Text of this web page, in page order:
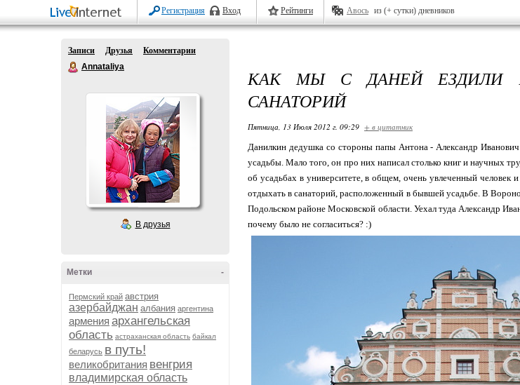
Регистрация Вход Рейтинги Авось из (+ сутки) дневников
Записи Друзья
Комментарии
Annataliya
В друзья
-
Метки
Пермский край австрия
азербайджан албания аргентина
армения архангельская
область астраханская область байкал
беларусь в путь!
великобритания венгрия
владимирская область
КАК МЫ С ДАНЕЙ ЕЗДИЛИ
САНАТОРИЙ
Пятница, 13 Июля 2012 г. 09:29 + в цитатник
Данилкин дедушка со стороны папы Антона - Александр
усадьбы. Мало того, он про них написал столько книг и научных
об усадьбах в университете, в общем, очень увлеченный человек
отдыхать в санаторий, расположенный в бывшей усадьбе. В
Подольском районе Московской области. Уехал туда Александр
почему было не согласиться? :)